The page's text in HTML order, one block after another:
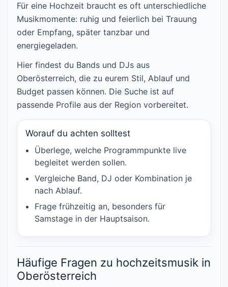
Für eine Hochzeit braucht es oft unterschiedliche
Musikmomente: ruhig und feierlich bei Trauung
oder Empfang, später tanzbar und
energiegeladen.
Hier findest du Bands und DJs aus
Oberösterreich, die zu eurem Stil, Ablauf und
Budget passen können. Die Suche ist auf
passende Profile aus der Region vorbereitet.
Worauf du achten solltest
Überlege, welche Programmpunkte live
begleitet werden sollen.
Vergleiche Band, DJ oder Kombination je
nach Ablauf.
Frage frühzeitig an, besonders für
Samstage in der Hauptsaison.
Häufige Fragen zu hochzeitsmusik in
Oberösterreich